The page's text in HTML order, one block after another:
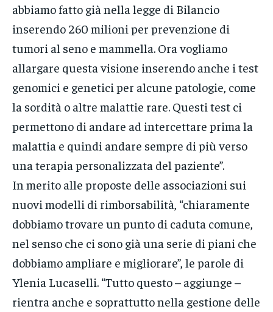
abbiamo fatto già nella legge di Bilancio
inserendo 260 milioni per prevenzione di
tumori al seno e mammella. Ora vogliamo
allargare questa visione inserendo anche i test
genomici e genetici per alcune patologie, come
la sordità o altre malattie rare. Questi test ci
permettono di andare ad intercettare prima la
malattia e quindi andare sempre di più verso
una terapia personalizzata del paziente”.
In merito alle proposte delle associazioni sui
nuovi modelli di rimborsabilità, “chiaramente
dobbiamo trovare un punto di caduta comune,
nel senso che ci sono già una serie di piani che
dobbiamo ampliare e migliorare”, le parole di
Ylenia Lucaselli. “Tutto questo – aggiunge –
rientra anche e soprattutto nella gestione delle